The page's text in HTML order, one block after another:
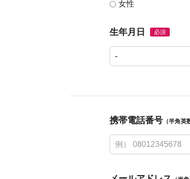
女性
生年月日 必須
携帯電話番号 （半角英